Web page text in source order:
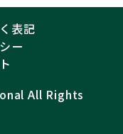
表記
ー
All Rights